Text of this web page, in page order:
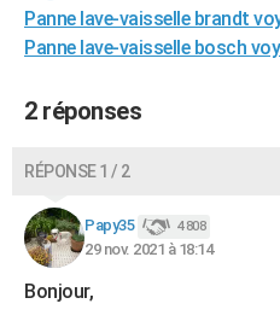
PHOTO
GUIDES D'ACHAT
BONS PLANS
Dictionnaire
Biographies
Citations
Expressions
Proverbes
PROGRAMME TV
COPAINS D'AVANT
Panne lave-vaisselle brandt
Panne lave-vaisselle bosch
2 réponses
RÉPONSE 1 / 2
Papy35 4 808
29 nov. 2021 à 18:14
Bonjour,